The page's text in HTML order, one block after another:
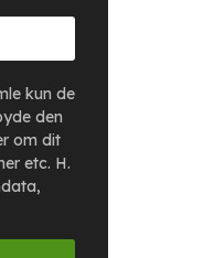
kun de
den
om dit
etc. H.